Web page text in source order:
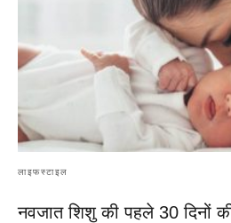
लाइफस्टाइल
नवजात शिशु की पहले 30 दिनों